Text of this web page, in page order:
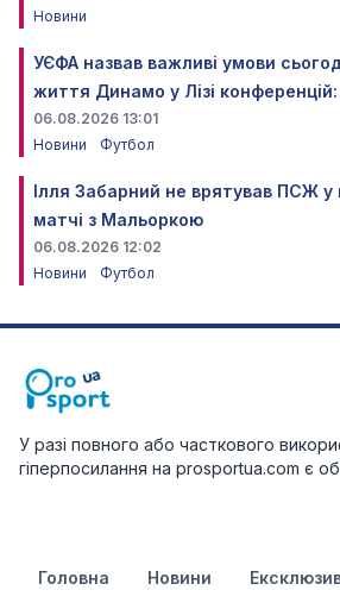
Новини
УЄФА назвав важливі умови
життя Динамо у Лізі конференцій:
06.08.2026 13:01
Новини
Футбол
Ілля Забарний не врятував ПСЖ у
матчі з Мальоркою
06.08.2026 12:02
Новини
Футбол
У разі повного або часткового
гіперпосилання на prosportua.com є
Головна Новини